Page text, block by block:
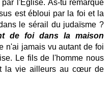
l'Église. As-tu remarqué
est ébloui par la foi et la
le sérail du judaïsme ?
de foi dans la maison
n'ai jamais vu autant de foi
Le fils de l'homme nous
la vie ailleurs au cœur de